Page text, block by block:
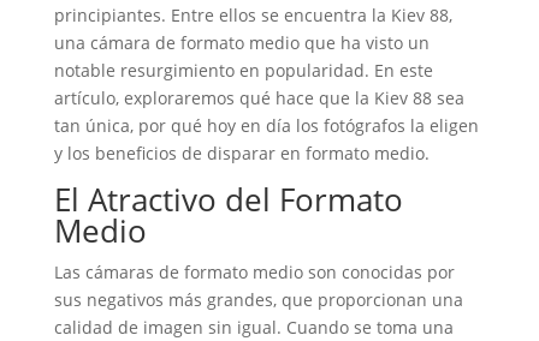
principiantes. Entre ellos se encuentra la Kiev 88,
una cámara de formato medio que ha visto un
notable resurgimiento en popularidad. En este
artículo, exploraremos qué hace que la Kiev 88 sea
tan única, por qué hoy en día los fotógrafos la eligen
y los beneficios de disparar en formato medio.
El Atractivo del Formato
Medio
Las cámaras de formato medio son conocidas por
sus negativos más grandes, que proporcionan una
calidad de imagen sin igual. Cuando se toma una